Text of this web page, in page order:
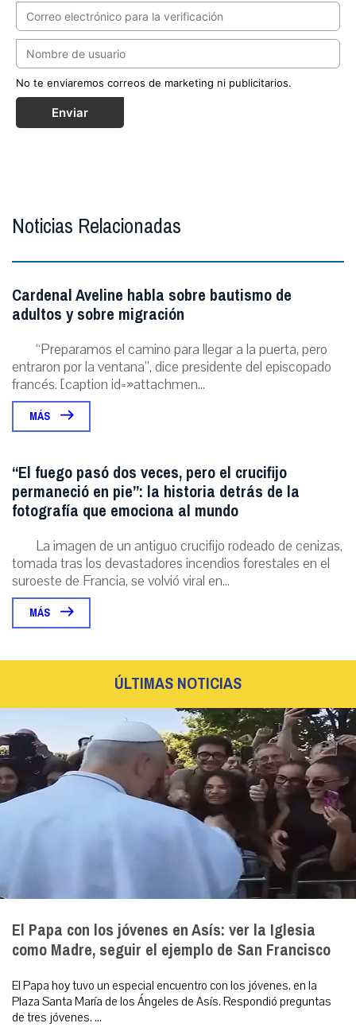
No te enviaremos correos de marketing ni publicitarios.
Enviar
Noticias Relacionadas
Cardenal Aveline habla sobre bautismo de
adultos y sobre migración
“Preparamos el camino para llegar a la puerta, pero
entraron por la ventana”, dice presidente del episcopado
francés. [caption id=»attachmen...
MÁS
“El fuego pasó dos veces, pero el crucifijo
permaneció en pie”: la historia detrás de la
fotografía que emociona al mundo
La imagen de un antiguo crucifijo rodeado de cenizas,
tomada tras los devastadores incendios forestales en el
suroeste de Francia, se volvió viral en...
MÁS
ÚLTIMAS NOTICIAS
El Papa con los jóvenes en Asís: ver la Iglesia
como Madre, seguir el ejemplo de San Francisco
El Papa hoy tuvo un especial encuentro con los jóvenes, en la
Plaza Santa María de los Ángeles de Asís. Respondió preguntas
de tres jóvenes. ...